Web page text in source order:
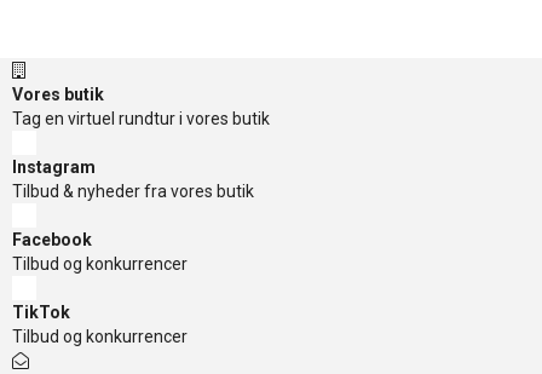
Vores butik
Tag en virtuel rundtur i vores butik
Instagram
Tilbud & nyheder fra vores butik
Facebook
Tilbud og konkurrencer
TikTok
Tilbud og konkurrencer